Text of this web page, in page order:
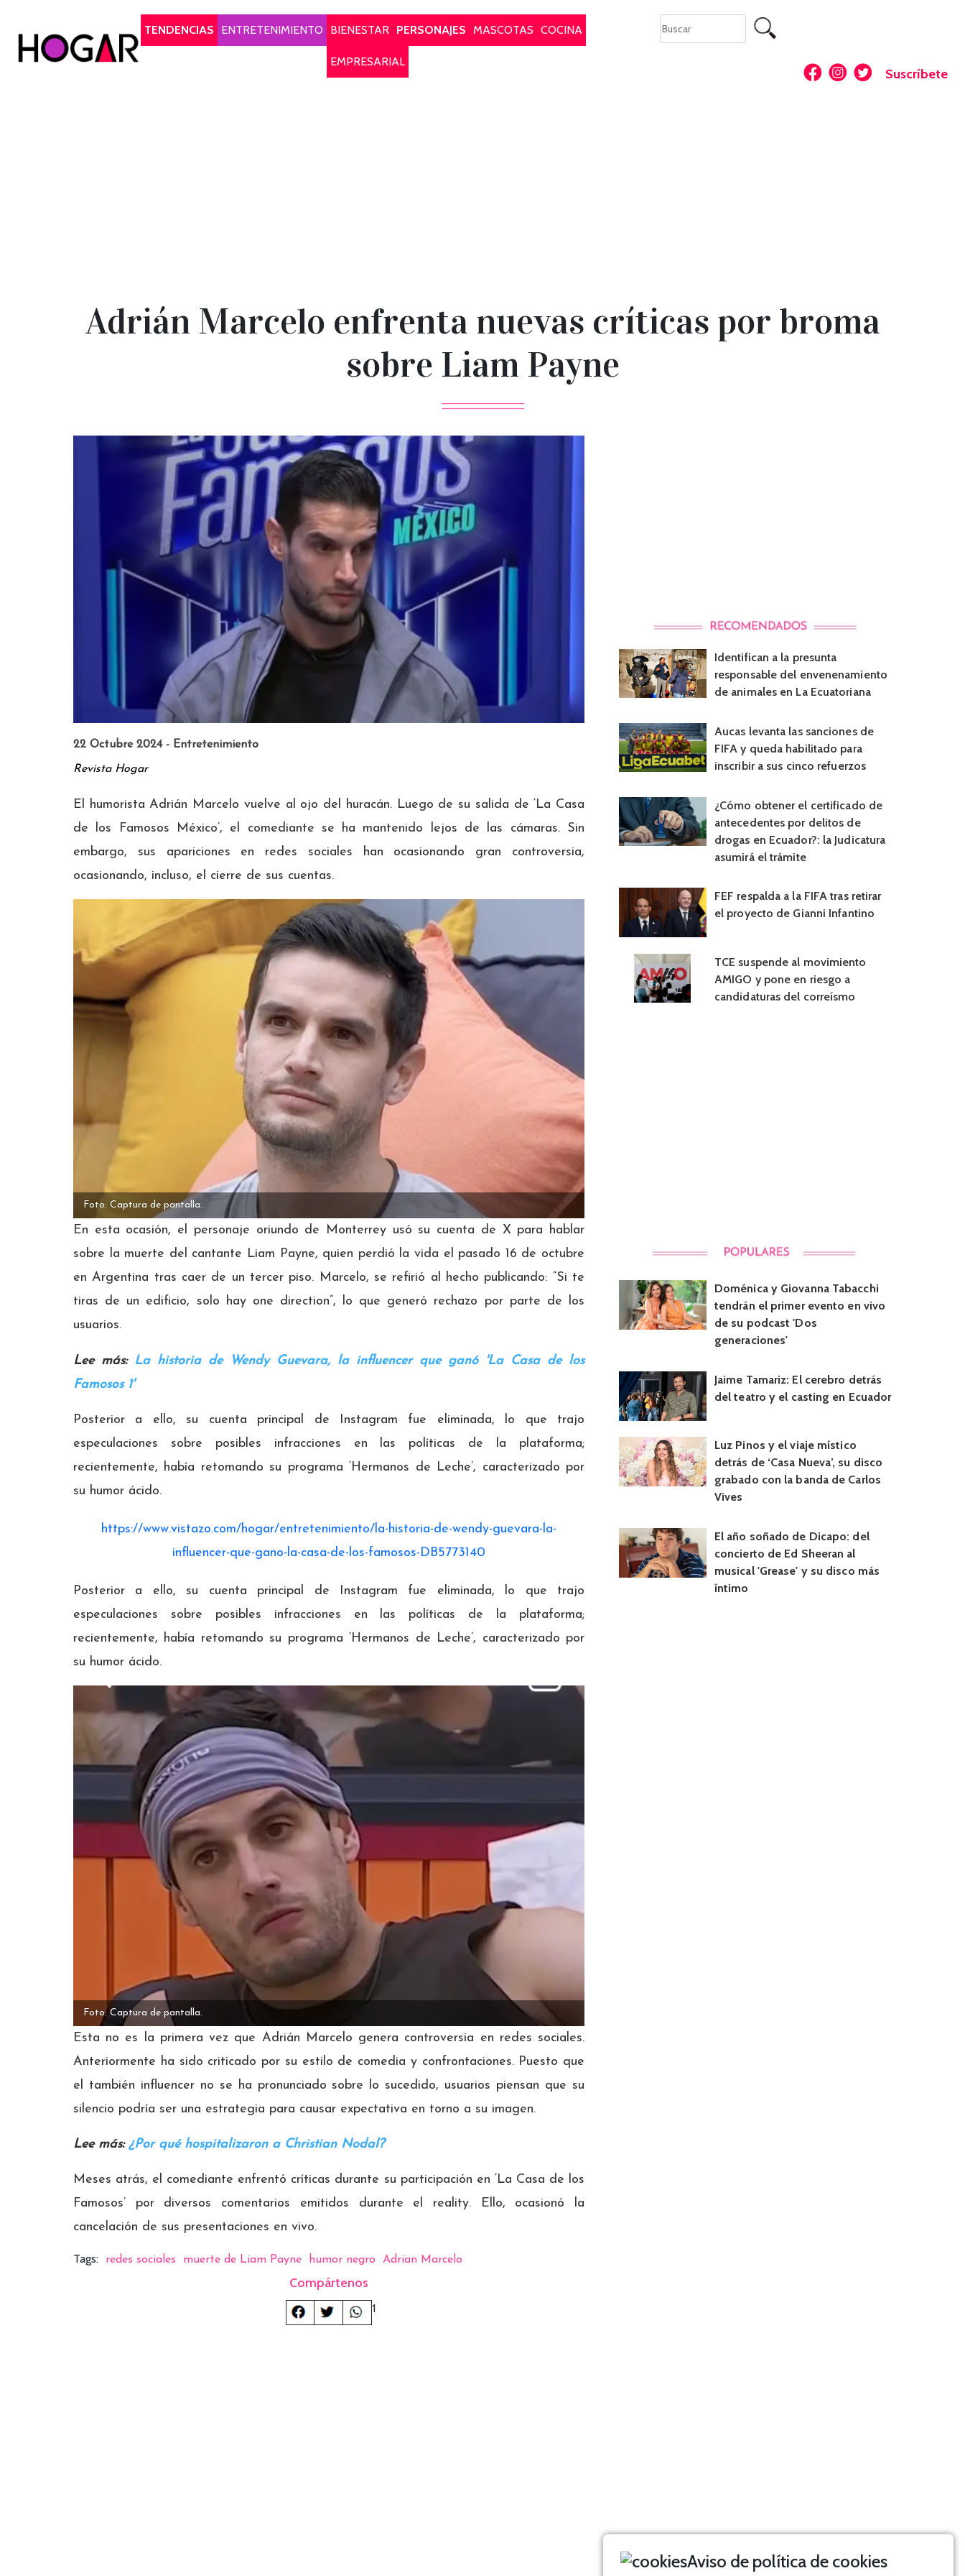
TENDENCIAS
ENTRETENIMIENTO BIENESTAR PERSONAJES MASCOTAS COCINA
EMPRESARIAL
Suscríbete
Adrián Marcelo enfrenta nuevas críticas por broma
sobre Liam Payne
22 Octubre 2024 - Entretenimiento
Revista Hogar
El humorista Adrián Marcelo vuelve al ojo del huracán. Luego de su salida de ‘La Casa
de los Famosos México’, el comediante se ha mantenido lejos de las cámaras. Sin
embargo, sus apariciones en redes sociales han ocasionando gran controversia,
ocasionando, incluso, el cierre de sus cuentas.
Foto: Captura de pantalla.
En esta ocasión, el personaje oriundo de Monterrey usó su cuenta de X para hablar
sobre la muerte del cantante Liam Payne, quien perdió la vida el pasado 16 de octubre
en Argentina tras caer de un tercer piso. Marcelo, se refirió al hecho publicando: “Si te
tiras de un edificio, solo hay one direction”, lo que generó rechazo por parte de los
usuarios.
Lee más: La historia de Wendy Guevara, la influencer que ganó 'La Casa de los
Famosos 1'
Posterior a ello, su cuenta principal de Instagram fue eliminada, lo que trajo
especulaciones sobre posibles infracciones en las políticas de la plataforma;
recientemente, había retomando su programa ‘Hermanos de Leche’, caracterizado por
su humor ácido.
https://www.vistazo.com/hogar/entretenimiento/la-historia-de-wendy-guevara-la-
influencer-que-gano-la-casa-de-los-famosos-DB5773140
Posterior a ello, su cuenta principal de Instagram fue eliminada, lo que trajo
especulaciones sobre posibles infracciones en las políticas de la plataforma;
recientemente, había retomando su programa ‘Hermanos de Leche’, caracterizado por
su humor ácido.
Foto: Captura de pantalla.
Esta no es la primera vez que Adrián Marcelo genera controversia en redes sociales.
Anteriormente ha sido criticado por su estilo de comedia y confrontaciones. Puesto que
el también influencer no se ha pronunciado sobre lo sucedido, usuarios piensan que su
silencio podría ser una estrategia para causar expectativa en torno a su imagen.
Lee más: ¿Por qué hospitalizaron a Christian Nodal?
Meses atrás, el comediante enfrentó críticas durante su participación en ‘La Casa de los
Famosos’ por diversos comentarios emitidos durante el reality. Ello, ocasionó la
cancelación de sus presentaciones en vivo.
Tags: redes sociales muerte de Liam Payne humor negro Adrian Marcelo
Compártenos
1
Identifican a la presunta
responsable del envenenamiento
de animales en La Ecuatoriana
Aucas levanta las sanciones de
FIFA y queda habilitado para
inscribir a sus cinco refuerzos
¿Cómo obtener el certificado de
antecedentes por delitos de
drogas en Ecuador?: la Judicatura
asumirá el trámite
FEF respalda a la FIFA tras retirar
el proyecto de Gianni Infantino
TCE suspende al movimiento
AMIGO y pone en riesgo a
candidaturas del correísmo
Doménica y Giovanna Tabacchi
tendrán el primer evento en vivo
de su podcast 'Dos
generaciones'
Jaime Tamariz: El cerebro detrás
del teatro y el casting en Ecuador
Luz Pinos y el viaje místico
detrás de ‘Casa Nueva’, su disco
grabado con la banda de Carlos
Vives
El año soñado de Dicapo: del
concierto de Ed Sheeran al
musical 'Grease' y su disco más
íntimo
Aviso de política de cookies